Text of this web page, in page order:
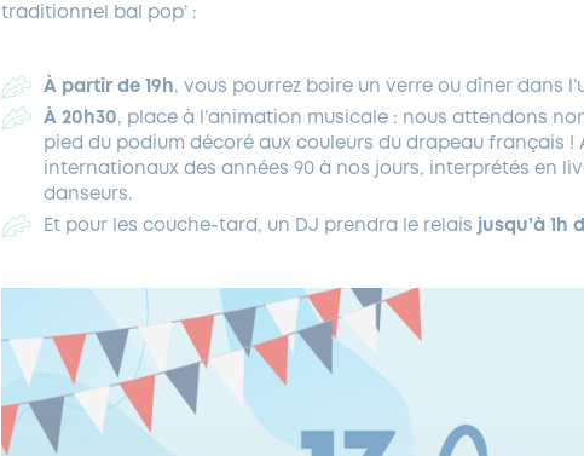
traditionnel bal pop’ :
À partir de 19h, vous pourrez boire un verre ou dîner dans
À 20h30, place à l’animation musicale : nous attendons
pied du podium décoré aux couleurs du drapeau français
internationaux des années 90 à nos jours, interprétés en
danseurs.
Et pour les couche-tard, un DJ prendra le relais
jusqu’à 1h